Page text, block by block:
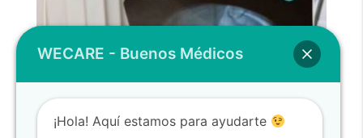
WECARE - Buenos Médicos
¡Hola! Aquí estamos para ayudarte